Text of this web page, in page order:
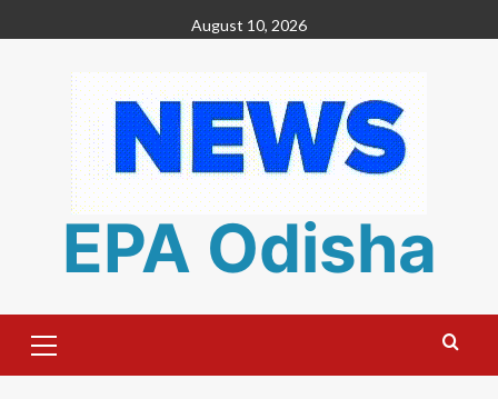
to
August 10, 2026
EPA Odisha
Menu